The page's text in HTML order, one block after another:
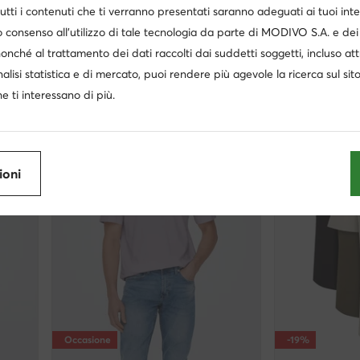
Polo · Blu scuro
Prezzo attuale
19,99€
Prezzo regolare29,95 € -33%
Prezzo più basso
22,99 € -13%
Polo · Viola
Prezzo attuale
19,99€
Prezzo regolare
Prezzo più basso
Occasione -19%
i contenuti che ti verranno presentati saranno adeguati ai tuoi
consenso all’utilizzo di tale tecnologia da parte di MODIVO S.A. e
al trattamento dei dati raccolti dai suddetti soggetti, incluso
statistica e di mercato, puoi rendere più agevole la ricerca sul
ti interessano di più.